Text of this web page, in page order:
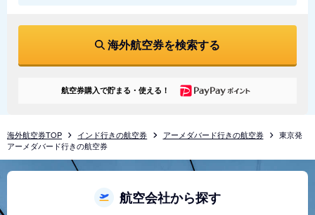
海外航空券を検索する
航空券購入で貯まる・使える！
海外航空券TOP インド行きの航空券 アーメダバード行きの航空券
東京発
アーメダバード行きの航空券
航空会社から探す